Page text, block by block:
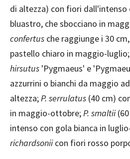
di altezza) con fiori dall'intenso
bluastro, che sbocciano in
confertus che raggiunge i 30
pastello chiaro in maggio-luglio;
hirsutus 'Pygmaeus' e
azzurrini o bianchi da maggio
altezza;P. serrulatus (40 cm)
in maggio-ottobre;P. smaltii
intenso con gola bianca in
richardsoniicon fiori rosso